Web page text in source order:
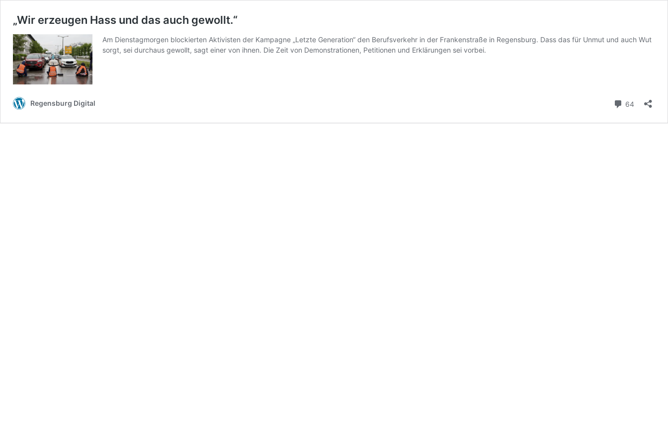
„Wir erzeugen Hass und das auch gewollt.“
Am Dienstagmorgen blockierten Aktivisten der Kampagne „Letzte Generation“ den Berufsverkehr in der Frankenstraße in Regensburg. Dass das für Unmut und auch Wut
sorgt, sei durchaus gewollt, sagt einer von ihnen. Die Zeit von Demonstrationen, Petitionen und Erklärungen sei vorbei.
Regensburg Digital 64